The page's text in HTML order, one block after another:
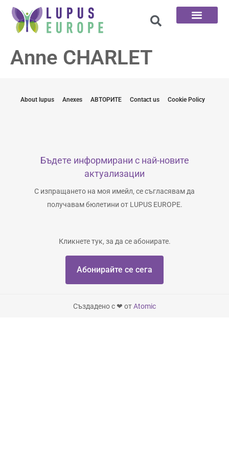
Anne CHARLET
About lupus Anexes АВТОРИТЕ Contact us Cookie Policy
Бъдете информирани с най-новите
актуализации
С изпращането на моя имейл, се съгласявам да
получавам бюлетини от LUPUS EUROPE.
Кликнете тук, за да се абонирате.
Абонирайте се сега
Създадено с ❤ отAtomic